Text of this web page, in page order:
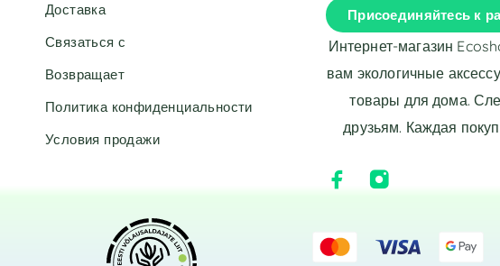
Доставка
Связаться с
Возвращает
Политика конфиденциальности
Условия продажи
Присоединяйтесь к
Интернет-магазин
вам экологичные
товары для дома.
друзьям. Каждая